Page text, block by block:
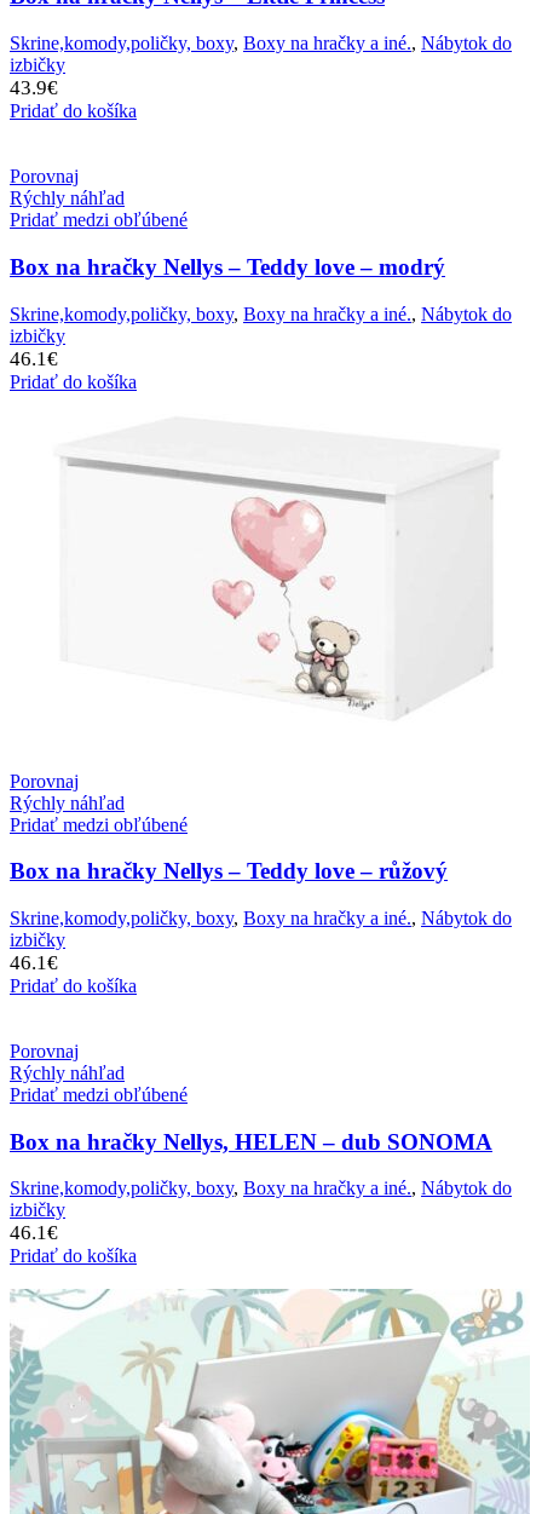
Skrine,komody,poličky, boxy, Boxy na hračky a iné., Nábytok do
izbičky
43.9€
Pridať do košíka
Porovnaj
Rýchly náhľad
Pridať medzi obľúbené
Box na hračky Nellys – Teddy love – modrý
Skrine,komody,poličky, boxy, Boxy na hračky a iné., Nábytok do
izbičky
46.1€
Pridať do košíka
Porovnaj
Rýchly náhľad
Pridať medzi obľúbené
Box na hračky Nellys – Teddy love – růžový
Skrine,komody,poličky, boxy, Boxy na hračky a iné., Nábytok do
izbičky
46.1€
Pridať do košíka
Porovnaj
Rýchly náhľad
Pridať medzi obľúbené
Box na hračky Nellys, HELEN – dub SONOMA
Skrine,komody,poličky, boxy, Boxy na hračky a iné., Nábytok do
izbičky
46.1€
Pridať do košíka